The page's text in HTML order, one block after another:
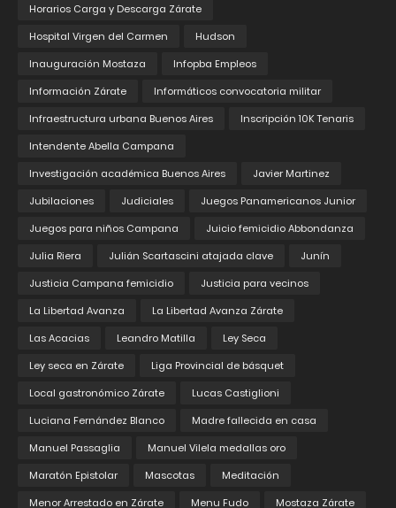
Horarios Carga y Descarga Zárate
Hospital Virgen del Carmen
Hudson
Inauguración Mostaza
Infopba Empleos
Información Zárate
Informáticos convocatoria militar
Infraestructura urbana Buenos Aires
Inscripción 10K Tenaris
Intendente Abella Campana
Investigación académica Buenos Aires
Javier Martinez
Jubilaciones
Judiciales
Juegos Panamericanos Junior
Juegos para niños Campana
Juicio femicidio Abbondanza
Julia Riera
Julián Scartascini atajada clave
Junín
Justicia Campana femicidio
Justicia para vecinos
La Libertad Avanza
La Libertad Avanza Zárate
Las Acacias
Leandro Matilla
Ley Seca
Ley seca en Zárate
Liga Provincial de básquet
Local gastronómico Zárate
Lucas Castiglioni
Luciana Fernández Blanco
Madre fallecida en casa
Manuel Passaglia
Manuel Vilela medallas oro
Maratón Epistolar
Mascotas
Meditación
Menor Arrestado en Zárate
Menu Fudo Mostaza Zárate